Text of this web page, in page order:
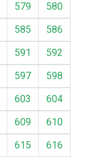
579
580
585
586
591
592
597
598
603
604
609
610
615
616